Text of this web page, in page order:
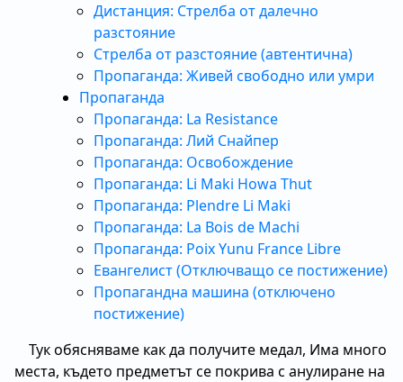
Дистанция: Стрелба от далечно
разстояние
Стрелба от разстояние (автентична)
Пропаганда: Живей свободно или умри
Пропаганда
Пропаганда: La Resistance
Пропаганда: Лий Снайпер
Пропаганда: Освобождение
Пропаганда: Li Maki Howa Thut
Пропаганда: Plendre Li Maki
Пропаганда: La Bois de Machi
Пропаганда: Poix Yunu France Libre
Евангелист (Отключващо се постижение)
Пропагандна машина (отключено
постижение)
Тук обясняваме как да получите медал, Има много
места, където предметът се покрива с анулиране на